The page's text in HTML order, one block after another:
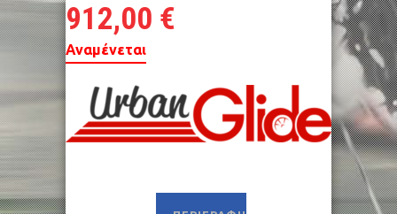
912,00 €
Αναμένεται